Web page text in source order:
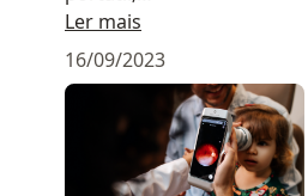
Retinografia portátil, para
fundo de olho;
Testes de visão 3D
de visão de cores (Ishihara);
Teste ortóptico e muito
Ler mais
16/09/2023